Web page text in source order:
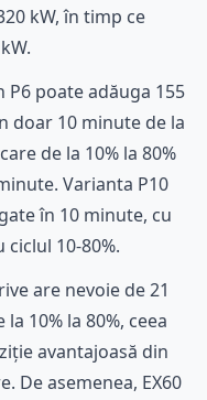
kW, în timp ce
P6 poate adăuga 155
doar 10 minute de la
de la 10% la 80%
Varianta P10
în 10 minute, cu
10-80%.
are nevoie de 21
10% la 80%, ceea
avantajoasă din
De asemenea, EX60